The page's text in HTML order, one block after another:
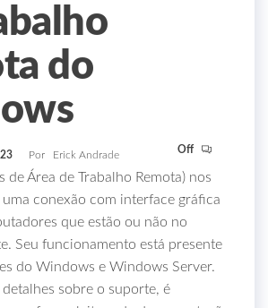
do
Por Erick Andrade Off
de Área de Trabalho Remota) nos
conexão com interface gráfica
que estão ou não no
Seu funcionamento está presente
do Windows e Windows Server.
sobre o suporte, é